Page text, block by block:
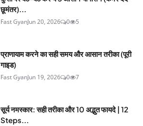
छूमंतर)...
Fast GyanJun 20, 2026 0 5
प्राणायाम करने का सही समय और आसान तरीका (पूरी
गाइड)
Fast GyanJun 19, 2026 0 7
सूर्य नमस्कार: सही तरीका और 10 अद्भुत फायदे | 12
Steps...